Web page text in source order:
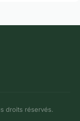
droits réservés.